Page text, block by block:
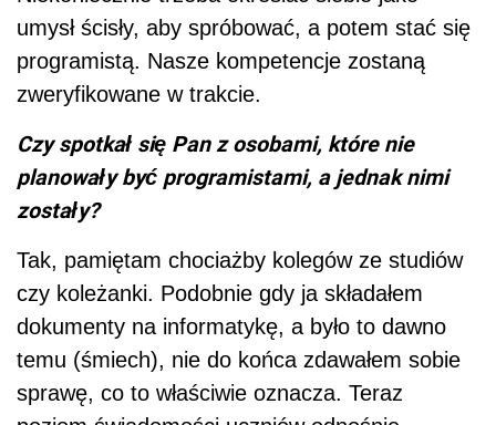
umysł ścisły, aby spróbować, a potem stać się
programistą. Nasze kompetencje zostaną
zweryfikowane w trakcie.
Czy spotkał się Pan z osobami, które nie
planowały być programistami, a jednak nimi
zostały?
Tak, pamiętam chociażby kolegów ze studiów
czy koleżanki. Podobnie gdy ja składałem
dokumenty na informatykę, a było to dawno
temu (śmiech), nie do końca zdawałem sobie
sprawę, co to właściwie oznacza. Teraz